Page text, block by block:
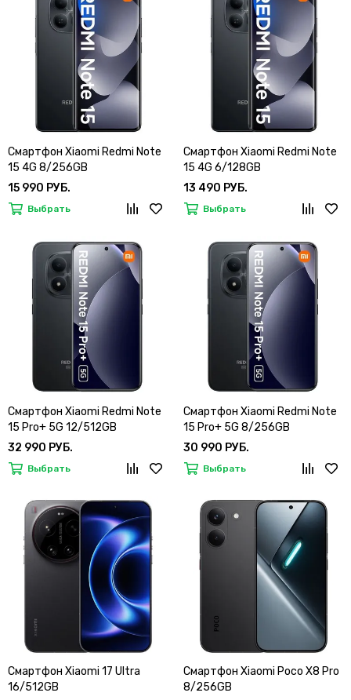
Смартфон Xiaomi Redmi Note
15 4G 8/256GB
15 990 РУБ.
Выбрать
Смартфон Xiaomi Redmi Note
15 4G 6/128GB
13 490 РУБ.
Выбрать
Смартфон Xiaomi Redmi Note
15 Pro+ 5G 12/512GB
32 990 РУБ.
Выбрать
Смартфон Xiaomi Redmi Note
15 Pro+ 5G 8/256GB
30 990 РУБ.
Выбрать
Смартфон Xiaomi 17 Ultra
16/512GB
Смартфон Xiaomi Poco X8 Pro
8/256GB